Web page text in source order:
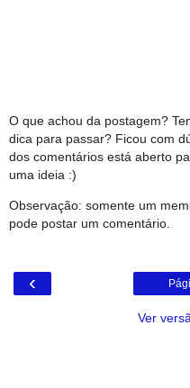
O que achou da postagem?
dica para passar? Ficou com
dos comentários está aberto
uma ideia :)
Observação: somente um
pode postar um comentário.
‹
Ver